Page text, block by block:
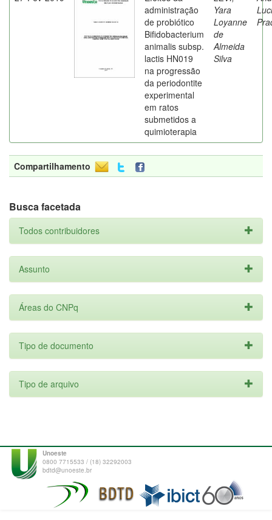
administração
de probiótico
Bifidobacterium
animalis subsp.
lactis HN019
na progressão
da periodontite
experimental
em ratos
submetidos a
quimioterapia
Yara
Loyanne
de
Almeida
Silva
Compartilhamento
Busca facetada
Todos contribuidores
Assunto
Áreas do CNPq
Tipo de documento
Tipo de arquivo
Unoeste
0800 7715533 / (18) 32292003
bdtd@unoeste.br